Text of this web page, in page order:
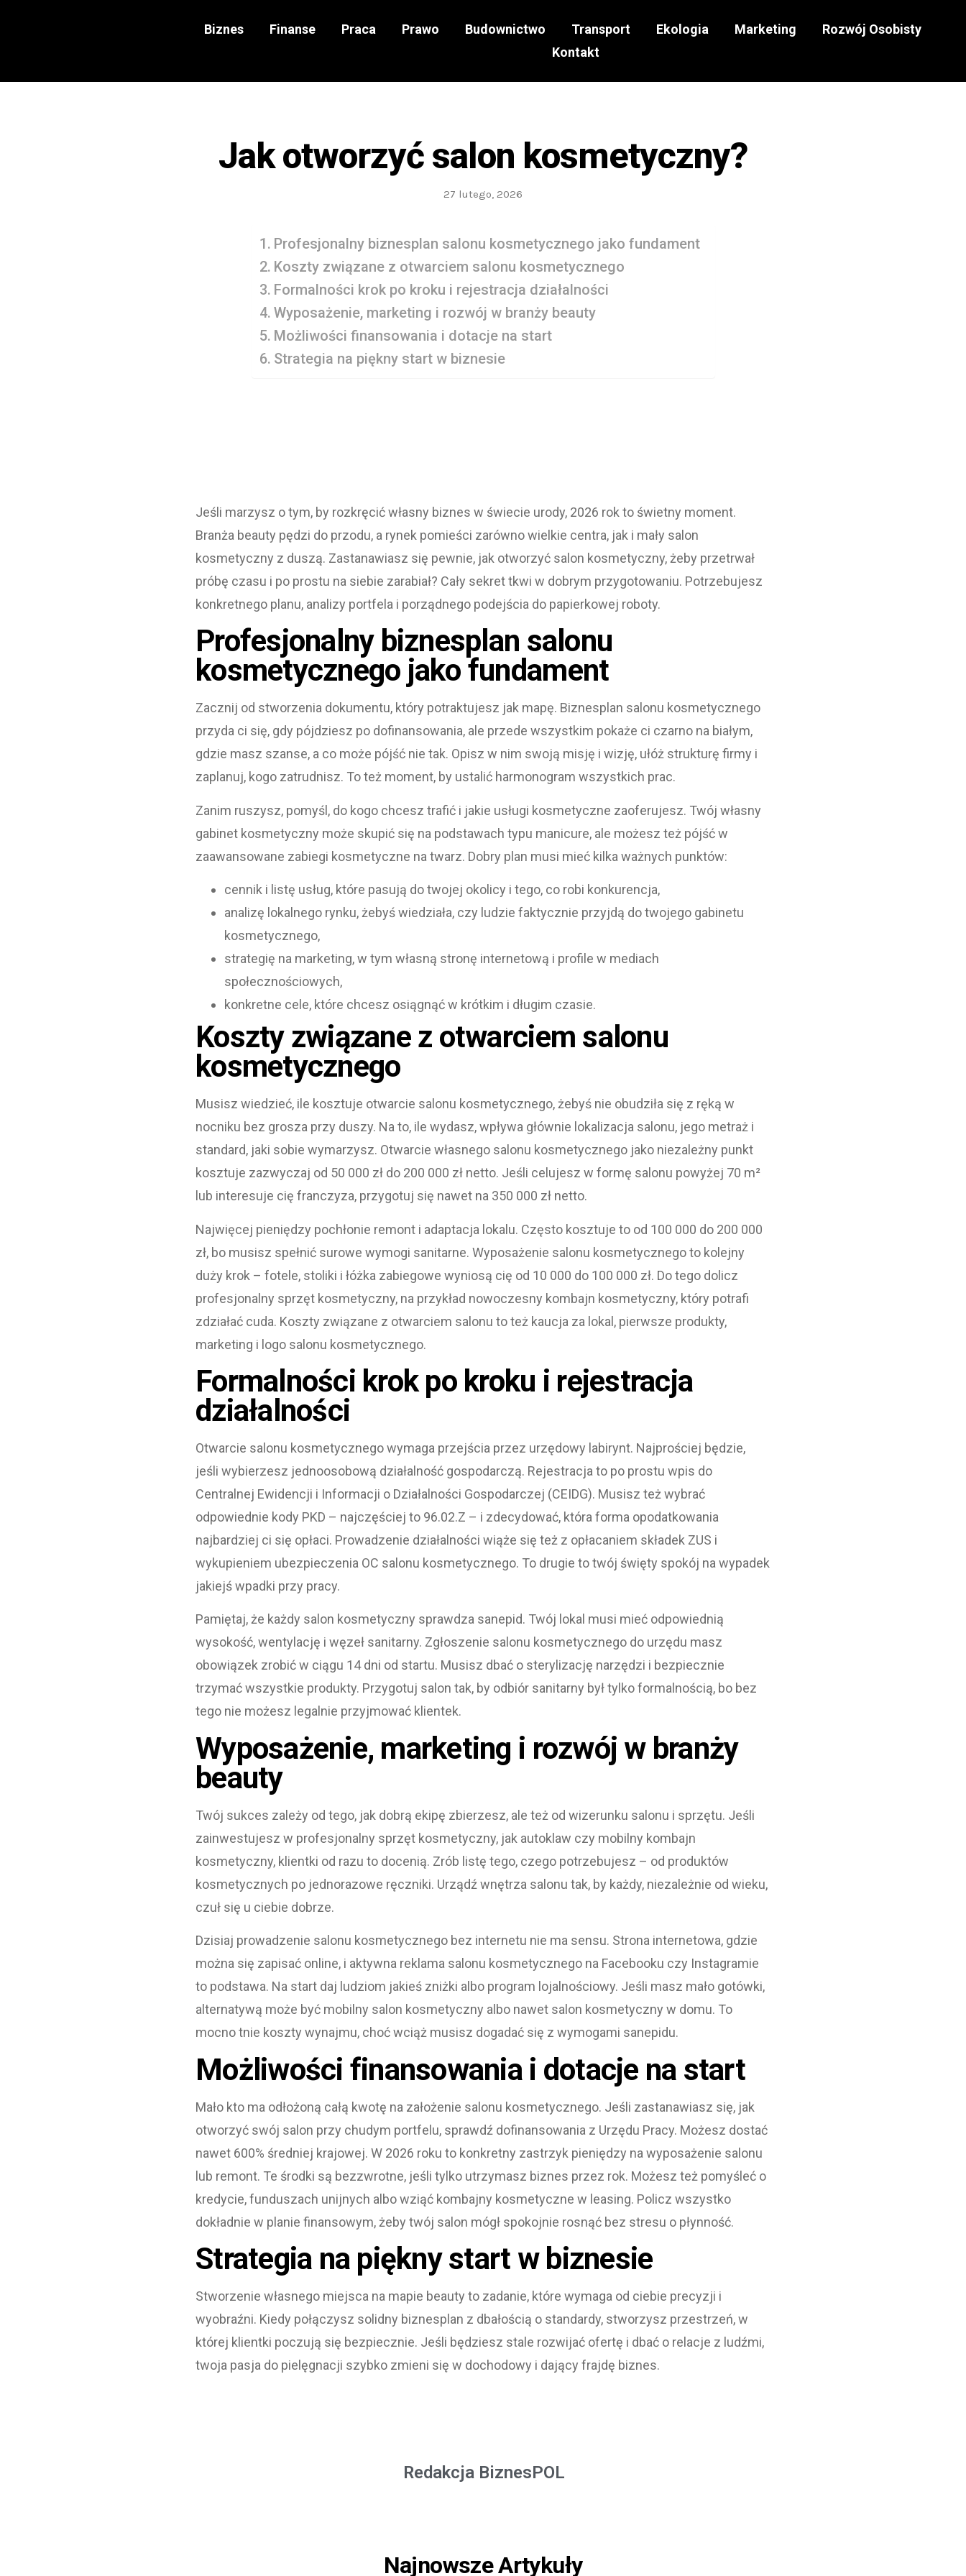
Biznes Finanse Praca Prawo Budownictwo Transport Ekologia Marketing
Rozwój Osobisty
Kontakt
Jak otworzyć salon kosmetyczny?
27 lutego, 2026
Profesjonalny biznesplan salonu kosmetycznego jako fundament
Koszty związane z otwarciem salonu kosmetycznego
Formalności krok po kroku i rejestracja działalności
Wyposażenie, marketing i rozwój w branży beauty
Możliwości finansowania i dotacje na start
Strategia na piękny start w biznesie
Jeśli marzysz o tym, by rozkręcić własny biznes w świecie urody, 2026 rok to świetny moment.
Branża beauty pędzi do przodu, a rynek pomieści zarówno wielkie centra, jak i mały salon
kosmetyczny z duszą. Zastanawiasz się pewnie, jak otworzyć salon kosmetyczny, żeby przetrwał
próbę czasu i po prostu na siebie zarabiał? Cały sekret tkwi w dobrym przygotowaniu. Potrzebujesz
konkretnego planu, analizy portfela i porządnego podejścia do papierkowej roboty.
Profesjonalny biznesplan salonu
kosmetycznego jako fundament
Zacznij od stworzenia dokumentu, który potraktujesz jak mapę. Biznesplan salonu kosmetycznego
przyda ci się, gdy pójdziesz po dofinansowania, ale przede wszystkim pokaże ci czarno na białym,
gdzie masz szanse, a co może pójść nie tak. Opisz w nim swoją misję i wizję, ułóż strukturę firmy i
zaplanuj, kogo zatrudnisz. To też moment, by ustalić harmonogram wszystkich prac.
Zanim ruszysz, pomyśl, do kogo chcesz trafić i jakie usługi kosmetyczne zaoferujesz. Twój własny
gabinet kosmetyczny może skupić się na podstawach typu manicure, ale możesz też pójść w
zaawansowane zabiegi kosmetyczne na twarz. Dobry plan musi mieć kilka ważnych punktów:
cennik i listę usług, które pasują do twojej okolicy i tego, co robi konkurencja,
analizę lokalnego rynku, żebyś wiedziała, czy ludzie faktycznie przyjdą do twojego gabinetu
kosmetycznego,
strategię na marketing, w tym własną stronę internetową i profile w mediach
społecznościowych,
konkretne cele, które chcesz osiągnąć w krótkim i długim czasie.
Koszty związane z otwarciem salonu
kosmetycznego
Musisz wiedzieć, ile kosztuje otwarcie salonu kosmetycznego, żebyś nie obudziła się z ręką w
nocniku bez grosza przy duszy. Na to, ile wydasz, wpływa głównie lokalizacja salonu, jego metraż i
standard, jaki sobie wymarzysz. Otwarcie własnego salonu kosmetycznego jako niezależny punkt
kosztuje zazwyczaj od 50 000 zł do 200 000 zł netto. Jeśli celujesz w formę salonu powyżej 70 m²
lub interesuje cię franczyza, przygotuj się nawet na 350 000 zł netto.
Najwięcej pieniędzy pochłonie remont i adaptacja lokalu. Często kosztuje to od 100 000 do 200 000
zł, bo musisz spełnić surowe wymogi sanitarne. Wyposażenie salonu kosmetycznego to kolejny
duży krok – fotele, stoliki i łóżka zabiegowe wyniosą cię od 10 000 do 100 000 zł. Do tego dolicz
profesjonalny sprzęt kosmetyczny, na przykład nowoczesny kombajn kosmetyczny, który potrafi
zdziałać cuda. Koszty związane z otwarciem salonu to też kaucja za lokal, pierwsze produkty,
marketing i logo salonu kosmetycznego.
Formalności krok po kroku i rejestracja
działalności
Otwarcie salonu kosmetycznego wymaga przejścia przez urzędowy labirynt. Najprościej będzie,
jeśli wybierzesz jednoosobową działalność gospodarczą. Rejestracja to po prostu wpis do
Centralnej Ewidencji i Informacji o Działalności Gospodarczej (CEIDG). Musisz też wybrać
odpowiednie kody PKD – najczęściej to 96.02.Z – i zdecydować, która forma opodatkowania
najbardziej ci się opłaci. Prowadzenie działalności wiąże się też z opłacaniem składek ZUS i
wykupieniem ubezpieczenia OC salonu kosmetycznego. To drugie to twój święty spokój na wypadek
jakiejś wpadki przy pracy.
Pamiętaj, że każdy salon kosmetyczny sprawdza sanepid. Twój lokal musi mieć odpowiednią
wysokość, wentylację i węzeł sanitarny. Zgłoszenie salonu kosmetycznego do urzędu masz
obowiązek zrobić w ciągu 14 dni od startu. Musisz dbać o sterylizację narzędzi i bezpiecznie
trzymać wszystkie produkty. Przygotuj salon tak, by odbiór sanitarny był tylko formalnością, bo bez
tego nie możesz legalnie przyjmować klientek.
Wyposażenie, marketing i rozwój w branży
beauty
Twój sukces zależy od tego, jak dobrą ekipę zbierzesz, ale też od wizerunku salonu i sprzętu. Jeśli
zainwestujesz w profesjonalny sprzęt kosmetyczny, jak autoklaw czy mobilny kombajn
kosmetyczny, klientki od razu to docenią. Zrób listę tego, czego potrzebujesz – od produktów
kosmetycznych po jednorazowe ręczniki. Urządź wnętrza salonu tak, by każdy, niezależnie od wieku,
czuł się u ciebie dobrze.
Dzisiaj prowadzenie salonu kosmetycznego bez internetu nie ma sensu. Strona internetowa, gdzie
można się zapisać online, i aktywna reklama salonu kosmetycznego na Facebooku czy Instagramie
to podstawa. Na start daj ludziom jakieś zniżki albo program lojalnościowy. Jeśli masz mało gotówki,
alternatywą może być mobilny salon kosmetyczny albo nawet salon kosmetyczny w domu. To
mocno tnie koszty wynajmu, choć wciąż musisz dogadać się z wymogami sanepidu.
Możliwości finansowania i dotacje na start
Mało kto ma odłożoną całą kwotę na założenie salonu kosmetycznego. Jeśli zastanawiasz się, jak
otworzyć swój salon przy chudym portfelu, sprawdź dofinansowania z Urzędu Pracy. Możesz dostać
nawet 600% średniej krajowej. W 2026 roku to konkretny zastrzyk pieniędzy na wyposażenie salonu
lub remont. Te środki są bezzwrotne, jeśli tylko utrzymasz biznes przez rok. Możesz też pomyśleć o
kredycie, funduszach unijnych albo wziąć kombajny kosmetyczne w leasing. Policz wszystko
dokładnie w planie finansowym, żeby twój salon mógł spokojnie rosnąć bez stresu o płynność.
Strategia na piękny start w biznesie
Stworzenie własnego miejsca na mapie beauty to zadanie, które wymaga od ciebie precyzji i
wyobraźni. Kiedy połączysz solidny biznesplan z dbałością o standardy, stworzysz przestrzeń, w
której klientki poczują się bezpiecznie. Jeśli będziesz stale rozwijać ofertę i dbać o relacje z ludźmi,
twoja pasja do pielęgnacji szybko zmieni się w dochodowy i dający frajdę biznes.
Redakcja BiznesPOL
Najnowsze Artykuły